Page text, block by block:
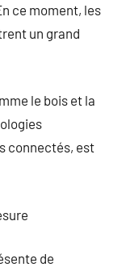
ce moment, les
un grand
le bois et la
connectés, est
de